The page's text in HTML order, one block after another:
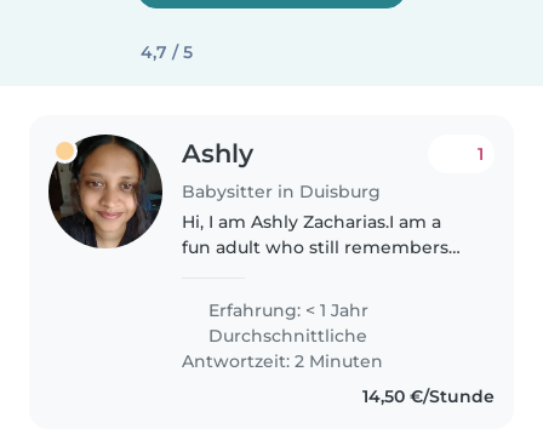
4,7 / 5
Ashly
Babysitter in Duisburg
1
Hi, I am Ashly Zacharias.I am a
fun adult who still remembers
games.I specilaze in crafts,chaos
management, helps in
homework and also feed
children.I..
Erfahrung: < 1 Jahr
Durchschnittliche
Antwortzeit: 2 Minuten
14,50 €/Stunde